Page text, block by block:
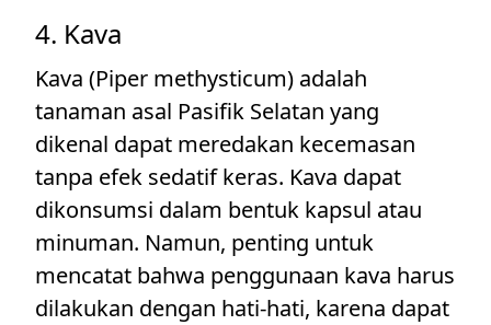
4. Kava
Kava (Piper methysticum) adalah
tanaman asal Pasifik Selatan yang
dikenal dapat meredakan kecemasan
tanpa efek sedatif keras. Kava dapat
dikonsumsi dalam bentuk kapsul atau
minuman. Namun, penting untuk
mencatat bahwa penggunaan kava harus
dilakukan dengan hati-hati, karena dapat